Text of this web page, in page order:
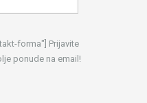
forma"] Prijavite
ponude na email!